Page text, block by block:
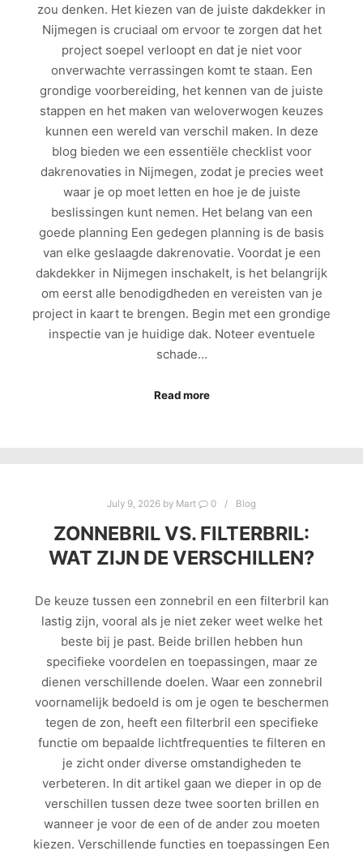
zou denken. Het kiezen van de juiste dakdekker in
Nijmegen is cruciaal om ervoor te zorgen dat het
project soepel verloopt en dat je niet voor
onverwachte verrassingen komt te staan. Een
grondige voorbereiding, het kennen van de juiste
stappen en het maken van weloverwogen keuzes
kunnen een wereld van verschil maken. In deze
blog bieden we een essentiële checklist voor
dakrenovaties in Nijmegen, zodat je precies weet
waar je op moet letten en hoe je de juiste
beslissingen kunt nemen. Het belang van een
goede planning Een gedegen planning is de basis
van elke geslaagde dakrenovatie. Voordat je een
dakdekker in Nijmegen inschakelt, is het belangrijk
om eerst alle benodigdheden en vereisten van je
project in kaart te brengen. Begin met een grondige
inspectie van je huidige dak. Noteer eventuele
schade…
Read more
July 9, 2026 by Mart 0 Blog
ZONNEBRIL VS. FILTERBRIL:
WAT ZIJN DE VERSCHILLEN?
De keuze tussen een zonnebril en een filterbril kan
lastig zijn, vooral als je niet zeker weet welke het
beste bij je past. Beide brillen hebben hun
specifieke voordelen en toepassingen, maar ze
dienen verschillende doelen. Waar een zonnebril
voornamelijk bedoeld is om je ogen te beschermen
tegen de zon, heeft een filterbril een specifieke
functie om bepaalde lichtfrequenties te filteren en
je zicht onder diverse omstandigheden te
verbeteren. In dit artikel gaan we dieper in op de
verschillen tussen deze twee soorten brillen en
wanneer je voor de een of de ander zou moeten
kiezen. Verschillende functies en toepassingen Een